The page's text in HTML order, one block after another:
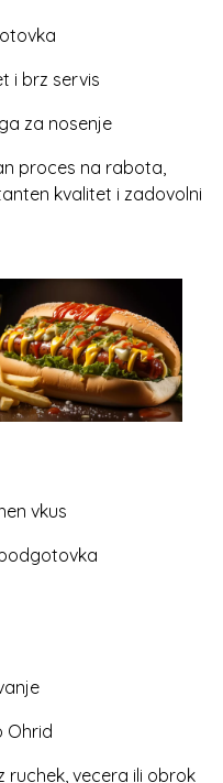
i brz servis
za nosenje
proces na rabota,
kvalitet i zadovolni
vkus
Ohrid
ruchek, vecera ili obrok